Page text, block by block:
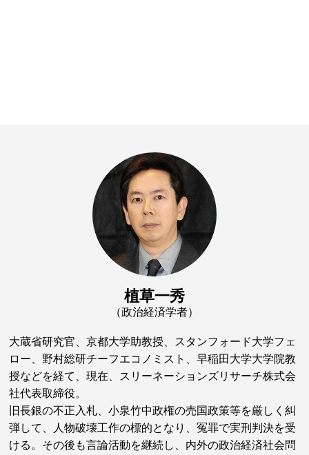
植草一秀
（政治経済学者）
大蔵省研究官、京都大学助教授、スタンフォード大学フェ
ロー、野村総研チーフエコノミスト、早稲田大学大学院教
授などを経て、現在、スリーネーションズリサーチ株式会
社代表取締役。
旧長銀の不正入札、小泉竹中政権の売国政策等を厳しく糾
弾して、人物破壊工作の標的となり、冤罪で実刑判決を受
ける。その後も言論活動を継続し、内外の政治経済社会問